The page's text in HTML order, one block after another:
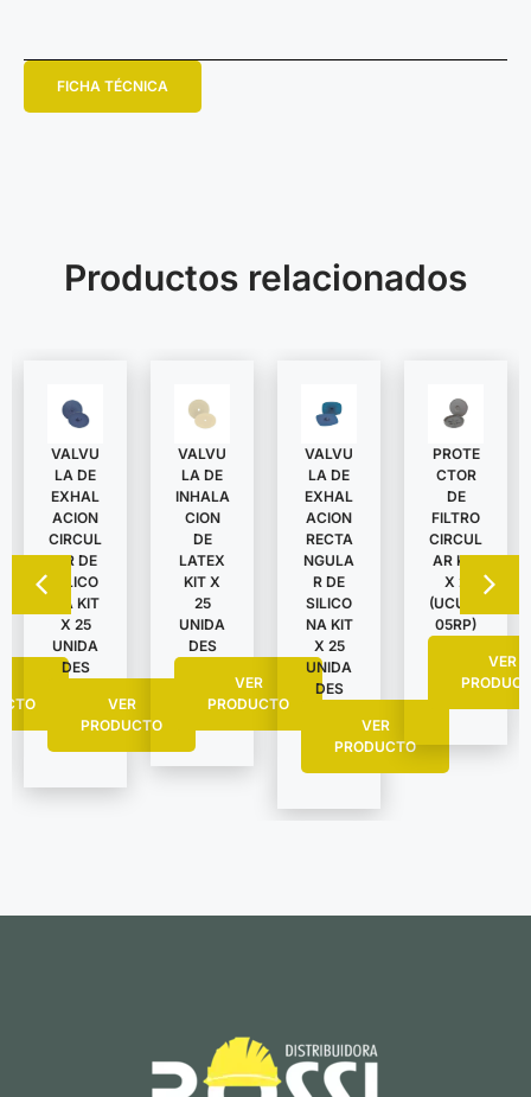
FICHA TÉCNICA
Productos relacionados
VALVU
LA DE
EXHAL
ACION
CIRCUL
AR DE
SILICO
NA KIT
X 25
UNIDA
DES
VER
PRODUCTO
VALVU
LA DE
INHALA
CION
DE
LATEX
KIT X
25
UNIDA
DES
VER
PRODUCTO
VALVU
LA DE
EXHAL
ACION
RECTA
NGULA
R DE
SILICO
NA KIT
X 25
UNIDA
DES
VER
PRODUCTO
PROTE
CTOR
DE
FILTRO
CIRCUL
AR KIT
X 2
(UCU62
05RP)
VER